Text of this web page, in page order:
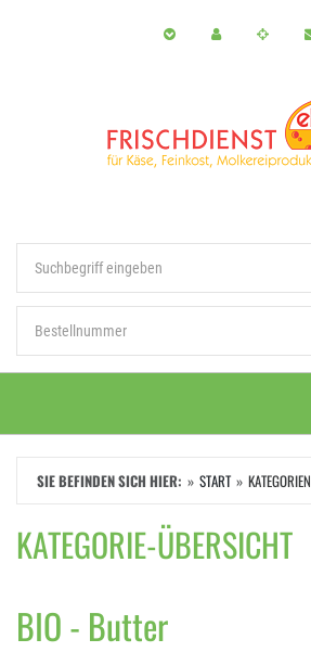
SIE BEFINDEN SICH HIER: START KATEGORIEN
KATEGORIE-ÜBERSICHT
BIO - Butter